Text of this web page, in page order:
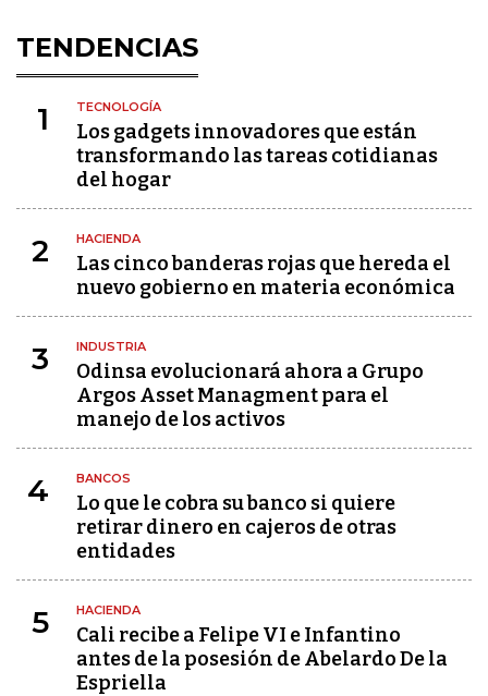
TENDENCIAS
1 TECNOLOGÍA
Los gadgets innovadores que están
transformando las tareas cotidianas
del hogar
2 HACIENDA
Las cinco banderas rojas que hereda el
nuevo gobierno en materia económica
3 INDUSTRIA
Odinsa evolucionará ahora a Grupo
Argos Asset Managment para el
manejo de los activos
4 BANCOS
Lo que le cobra su banco si quiere
retirar dinero en cajeros de otras
entidades
5 HACIENDA
Cali recibe a Felipe VI e Infantino
antes de la posesión de Abelardo De la
Espriella